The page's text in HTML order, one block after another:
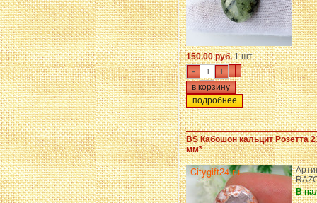
150.00 руб.1 шт.
- +
подробнее
BS Кабошон кальцит Розетта
мм*
В